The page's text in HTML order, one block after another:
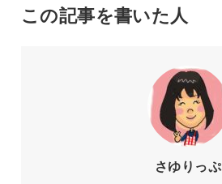
この記事を書いた人
さゆりっぷ